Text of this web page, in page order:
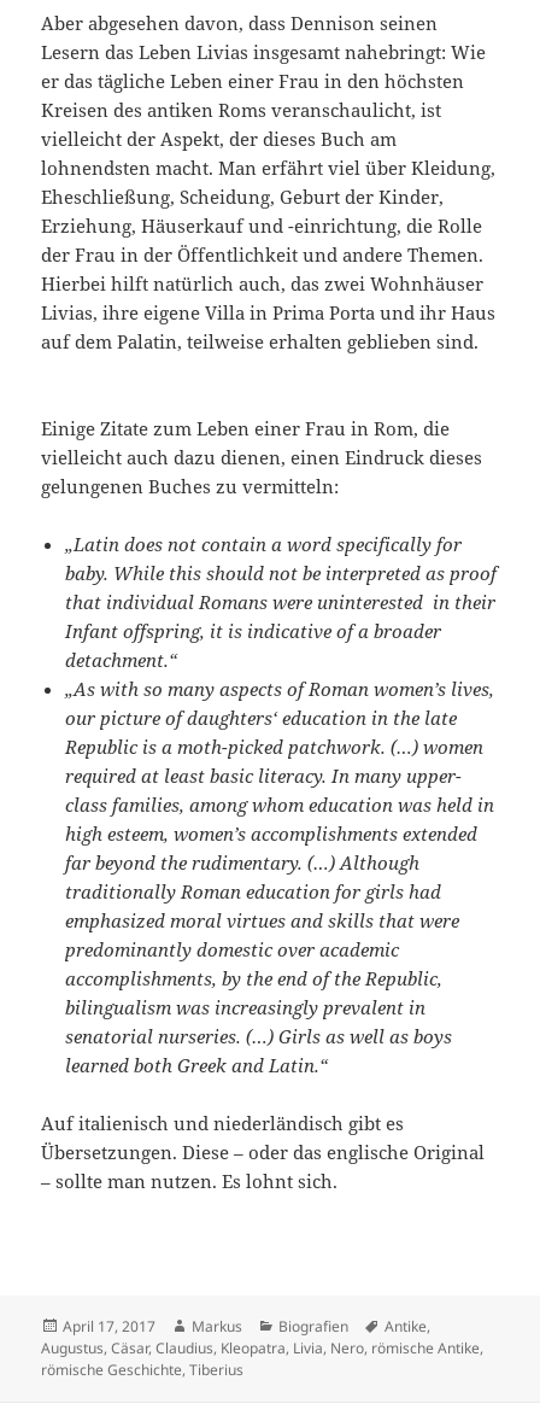
Aber abgesehen davon, dass Dennison seinen
Lesern das Leben Livias insgesamt nahebringt: Wie
er das tägliche Leben einer Frau in den höchsten
Kreisen des antiken Roms veranschaulicht, ist
vielleicht der Aspekt, der dieses Buch am
lohnendsten macht. Man erfährt viel über Kleidung,
Eheschließung, Scheidung, Geburt der Kinder,
Erziehung, Häuserkauf und -einrichtung, die Rolle
der Frau in der Öffentlichkeit und andere Themen.
Hierbei hilft natürlich auch, das zwei Wohnhäuser
Livias, ihre eigene Villa in Prima Porta und ihr Haus
auf dem Palatin, teilweise erhalten geblieben sind.
Einige Zitate zum Leben einer Frau in Rom, die
vielleicht auch dazu dienen, einen Eindruck dieses
gelungenen Buches zu vermitteln:
„Latin does not contain a word specifically for
baby. While this should not be interpreted as proof
that individual Romans were uninterested in their
Infant offspring, it is indicative of a broader
detachment.“
„As with so many aspects of Roman women’s lives,
our picture of daughters‘ education in the late
Republic is a moth-picked patchwork. (…) women
required at least basic literacy. In many upper-
class families, among whom education was held in
high esteem, women’s accomplishments extended
far beyond the rudimentary. (…) Although
traditionally Roman education for girls had
emphasized moral virtues and skills that were
predominantly domestic over academic
accomplishments, by the end of the Republic,
bilingualism was increasingly prevalent in
senatorial nurseries. (…) Girls as well as boys
learned both Greek and Latin.“
Auf italienisch und niederländisch gibt es
Übersetzungen. Diese – oder das englische Original
– sollte man nutzen. Es lohnt sich.
Veröffentlicht
am
April 17, 2017 Autor
Markus Kategorien
Biografien Schlagwörter
Antike,
Augustus,Cäsar,Claudius, Kleopatra, Livia, Nero, römische Antike,
römische Geschichte,Tiberius